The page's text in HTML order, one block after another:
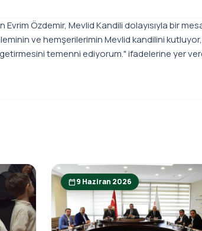
Evrim Özdemir, Mevlid Kandili dolayısıyla bir
ve hemşerilerimin Mevlid kandilini
temenni ediyorum." ifadelerine yer
calendar_today9 Haziran 2026